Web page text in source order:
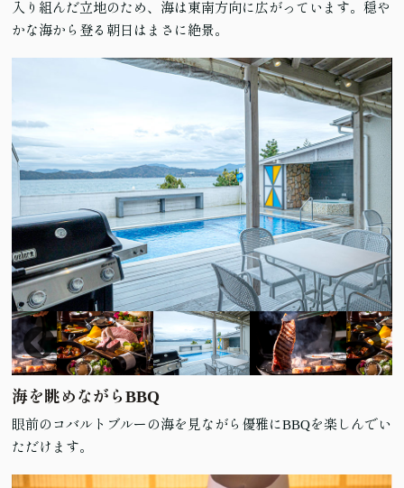
入り組んだ立地のため、海は東南方向に広がっています。穏や
かな海から登る朝日はまさに絶景。
海を眺めながらBBQ
眼前のコバルトブルーの海を見ながら優雅にBBQを楽しんでい
ただけます。